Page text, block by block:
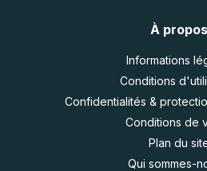
À propos
Informations
Conditions
Confidentialités &
Conditions de
Plan du
Qui sommes-